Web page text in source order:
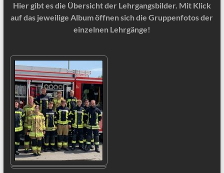
Hier gibt es die Übersicht der Lehrgangsbilder. Mit Klick
auf das jeweilige Album öffnen sich die Gruppenfotos der
einzelnen Lehrgänge!